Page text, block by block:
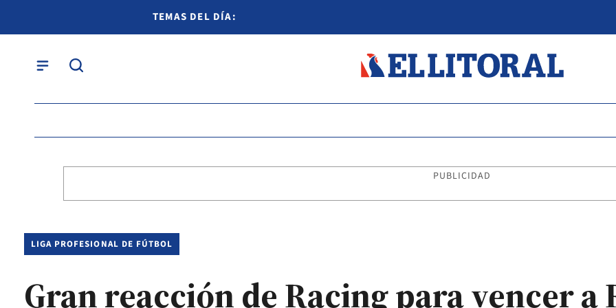
TEMAS DEL DÍA:
PUBLICIDAD
LIGA PROFESIONAL DE FÚTBOL
Gran reacción de Racing para vencer a